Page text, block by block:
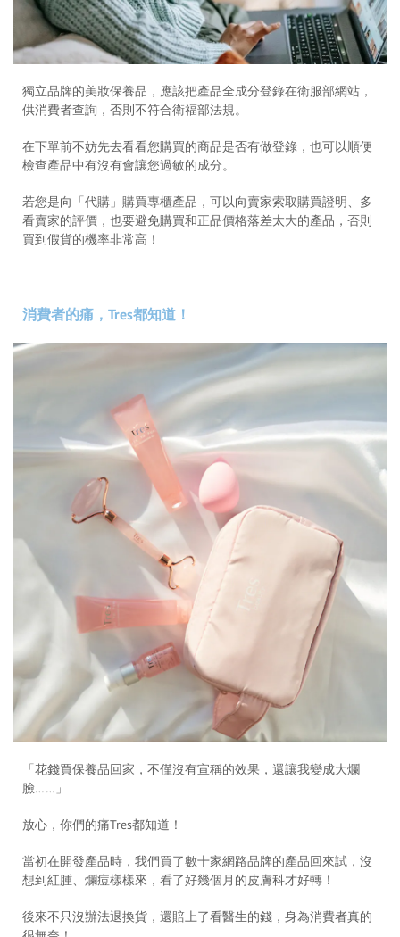
獨立品牌的美妝保養品，應該把產品全成分登錄在衛服部網站，
供消費者查詢，否則不符合衛福部法規。
在下單前不妨先去看看您購買的商品是否有做登錄，也可以順便
檢查產品中有沒有會讓您過敏的成分。
若您是向「代購」購買專櫃產品，可以向賣家索取購買證明、多
看賣家的評價，也要避免購買和正品價格落差太大的產品，否則
買到假貨的機率非常高！
消費者的痛，Tres都知道！
「花錢買保養品回家，不僅沒有宣稱的效果，還讓我變成大爛
臉……」
放心，你們的痛Tres都知道！
當初在開發產品時，我們買了數十家網路品牌的產品回來試，沒
想到紅腫、爛痘樣樣來，看了好幾個月的皮膚科才好轉！
後來不只沒辦法退換貨，還賠上了看醫生的錢，身為消費者真的